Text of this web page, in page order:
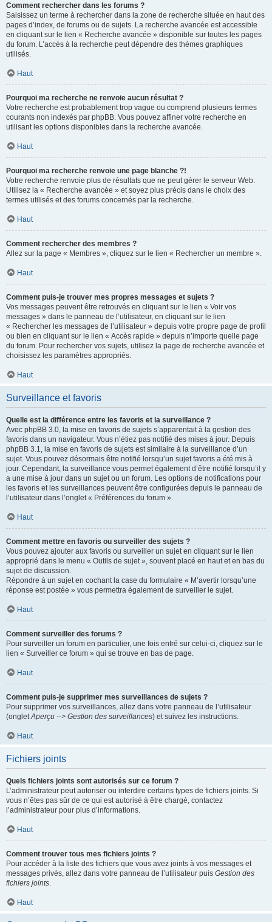
Comment rechercher dans les forums ?
Saisissez un terme à rechercher dans la zone de recherche située en haut des
pages d’index, de forums ou de sujets. La recherche avancée est accessible
en cliquant sur le lien « Recherche avancée » disponible sur toutes les pages
du forum. L’accès à la recherche peut dépendre des thèmes graphiques
utilisés.
Haut
Pourquoi ma recherche ne renvoie aucun résultat ?
Votre recherche est probablement trop vague ou comprend plusieurs termes
courants non indexés par phpBB. Vous pouvez affiner votre recherche en
utilisant les options disponibles dans la recherche avancée.
Haut
Pourquoi ma recherche renvoie une page blanche ?!
Votre recherche renvoie plus de résultats que ne peut gérer le serveur Web.
Utilisez la « Recherche avancée » et soyez plus précis dans le choix des
termes utilisés et des forums concernés par la recherche.
Haut
Comment rechercher des membres ?
Allez sur la page « Membres », cliquez sur le lien « Rechercher un membre ».
Haut
Comment puis-je trouver mes propres messages et sujets ?
Vos messages peuvent être retrouvés en cliquant sur le lien « Voir vos
messages » dans le panneau de l’utilisateur, en cliquant sur le lien
« Rechercher les messages de l’utilisateur » depuis votre propre page de profil
ou bien en cliquant sur le lien « Accès rapide » depuis n’importe quelle page
du forum. Pour rechercher vos sujets, utilisez la page de recherche avancée et
choisissez les paramètres appropriés.
Haut
Surveillance et favoris
Quelle est la différence entre les favoris et la surveillance ?
Avec phpBB 3.0, la mise en favoris de sujets s’apparentait à la gestion des
favoris dans un navigateur. Vous n’étiez pas notifié des mises à jour. Depuis
phpBB 3.1, la mise en favoris de sujets est similaire à la surveillance d’un
sujet. Vous pouvez désormais être notifié lorsqu’un sujet favoris a été mis à
jour. Cependant, la surveillance vous permet également d’être notifié lorsqu’il y
a une mise à jour dans un sujet ou un forum. Les options de notifications pour
les favoris et les surveillances peuvent être configurées depuis le panneau de
l’utilisateur dans l’onglet « Préférences du forum ».
Haut
Comment mettre en favoris ou surveiller des sujets ?
Vous pouvez ajouter aux favoris ou surveiller un sujet en cliquant sur le lien
approprié dans le menu « Outils de sujet », souvent placé en haut et en bas du
sujet de discussion.
Répondre à un sujet en cochant la case du formulaire « M’avertir lorsqu’une
réponse est postée » vous permettra également de surveiller le sujet.
Haut
Comment surveiller des forums ?
Pour surveiller un forum en particulier, une fois entré sur celui-ci, cliquez sur le
lien « Surveiller ce forum » qui se trouve en bas de page.
Haut
Comment puis-je supprimer mes surveillances de sujets ?
Pour supprimer vos surveillances, allez dans votre panneau de l’utilisateur
(ongletAperçu --> Gestion des surveillances) et suivez les instructions.
Haut
Fichiers joints
Quels fichiers joints sont autorisés sur ce forum ?
L’administrateur peut autoriser ou interdire certains types de fichiers joints. Si
vous n’êtes pas sûr de ce qui est autorisé à être chargé, contactez
l’administrateur pour plus d’informations.
Haut
Comment trouver tous mes fichiers joints ?
Pour accéder à la liste des fichiers que vous avez joints à vos messages et
messages privés, allez dans votre panneau de l’utilisateur puis Gestion des
fichiers joints.
Haut